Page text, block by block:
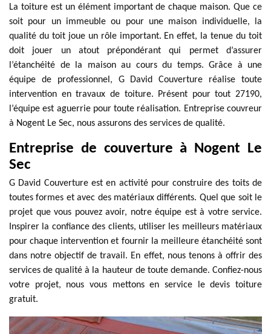
La toiture est un élément important de chaque maison. Que ce
soit pour un immeuble ou pour une maison individuelle, la
qualité du toit joue un rôle important. En effet, la tenue du toit
doit jouer un atout prépondérant qui permet d’assurer
l’étanchéité de la maison au cours du temps. Grâce à une
équipe de professionnel, G David Couverture réalise toute
intervention en travaux de toiture. Présent pour tout 27190,
l’équipe est aguerrie pour toute réalisation. Entreprise couvreur
à Nogent Le Sec, nous assurons des services de qualité.
Entreprise de couverture à Nogent Le
Sec
G David Couverture est en activité pour construire des toits de
toutes formes et avec des matériaux différents. Quel que soit le
projet que vous pouvez avoir, notre équipe est à votre service.
Inspirer la confiance des clients, utiliser les meilleurs matériaux
pour chaque intervention et fournir la meilleure étanchéité sont
dans notre objectif de travail. En effet, nous tenons à offrir des
services de qualité à la hauteur de toute demande. Confiez-nous
votre projet, nous vous mettons en service le devis toiture
gratuit.